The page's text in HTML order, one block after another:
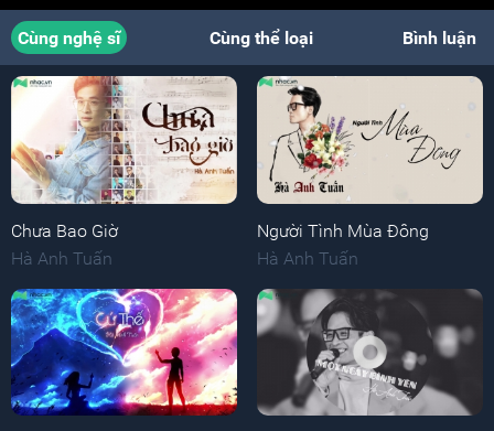
Cùng nghệ sĩ Cùng thể loại Bình luận
Chưa Bao Giờ
Hà Anh Tuấn
Người Tình Mùa Đông
Hà Anh Tuấn